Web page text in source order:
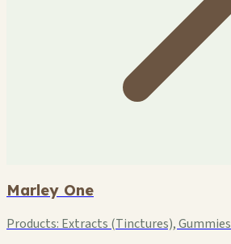
Marley One
Products: Extracts (Tinctures), Gummies